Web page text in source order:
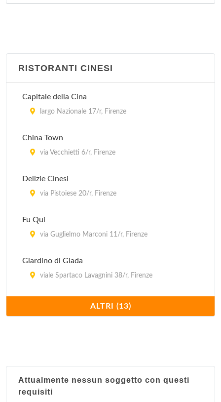
RISTORANTI CINESI
Capitale della Cina
largo Nazionale 17/r, Firenze
China Town
via Vecchietti 6/r, Firenze
Delizie Cinesi
via Pistoiese 20/r, Firenze
Fu Qui
via Guglielmo Marconi 11/r, Firenze
Giardino di Giada
viale Spartaco Lavagnini 38/r, Firenze
via della Condotta 17/r, Firenze
L'Abbondanza
ALTRI (13)
Attualmente nessun soggetto con questi
requisiti